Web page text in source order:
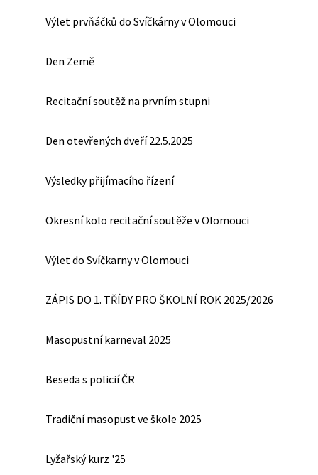
Výlet prvňáčků do Svíčkárny v Olomouci
Den Země
Recitační soutěž na prvním stupni
Den otevřených dveří 22.5.2025
Výsledky přijímacího řízení
Okresní kolo recitační soutěže v Olomouci
Výlet do Svíčkarny v Olomouci
ZÁPIS DO 1. TŘÍDY PRO ŠKOLNÍ ROK 2025/2026
Masopustní karneval 2025
Beseda s policií ČR
Tradiční masopust ve škole 2025
Lyžařský kurz '25